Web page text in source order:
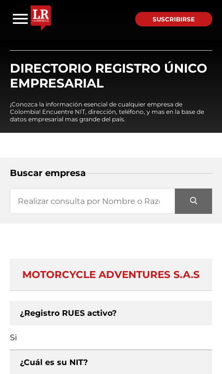
SUSCRIBIRSE
DIRECTORIO REGISTRO ÚNICO
EMPRESARIAL
¡Conozca la información esencial de cualquier empresa de
Colombia! Encuentre NIT, dirección, teléfono, y mas en la base de
datos empresarial mas grande del país.
Buscar empresa
MOTORCYCLE ADVENTURES S.A.S
¿Registro RUES activo?
Si
¿Cuál es su NIT?